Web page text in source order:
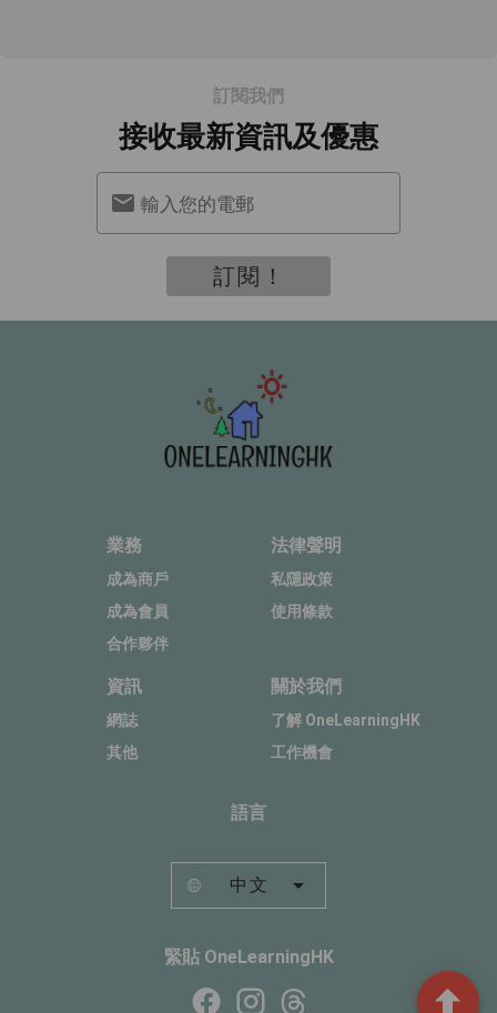
訂閱我們
接收最新資訊及優惠
輸入您的電郵
訂閱！
業務
成為商戶
成為會員
合作夥伴
法律聲明
私隱政策
使用條款
資訊
網誌
其他
關於我們
了解 OneLearningHK
工作機會
語言
中文
緊貼 OneLearningHK